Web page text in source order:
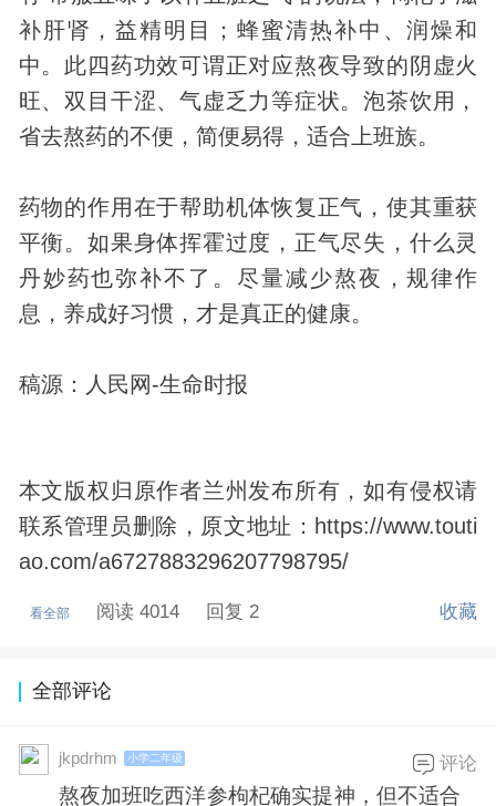
补肝肾，益精明目；蜂蜜清热补中、润燥和
中。此四药功效可谓正对应熬夜导致的阴虚火
旺、双目干涩、气虚乏力等症状。泡茶饮用，
省去熬药的不便，简便易得，适合上班族。
药物的作用在于帮助机体恢复正气，使其重获
平衡。如果身体挥霍过度，正气尽失，什么灵
丹妙药也弥补不了。尽量减少熬夜，规律作
息，养成好习惯，才是真正的健康。
稿源：人民网-生命时报
本文版权归原作者兰州发布所有，如有侵权请
联系管理员删除，原文地址：https://www.touti
ao.com/a6727883296207798795/
看全部 阅读 4014 回复 2 收藏
全部评论
jkpdrhm 小学二年级
熬夜加班吃西洋参枸杞确实提神，但不适合
评论